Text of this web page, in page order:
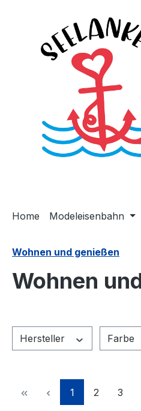
Home Modeleisenbahn
Wohnen und genießen
Wohnen
Hersteller Farbe
Seite
1 Seite
2 Seite
3